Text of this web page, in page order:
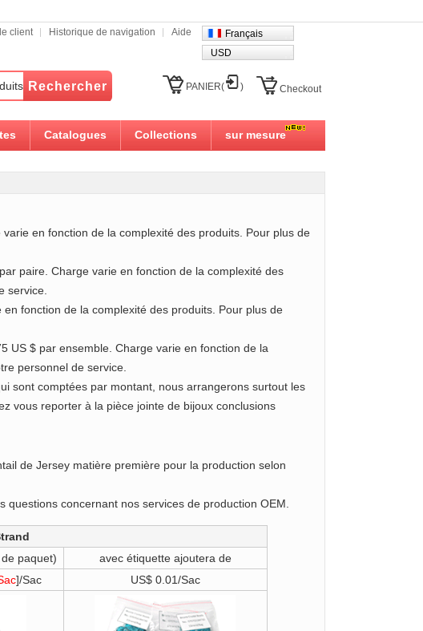
client Historique de navigation Aide
Français
USD
Rechercher PANIER( ) Checkout
Catalogues Collections sur mesure
en fonction de la complexité des produits. Pour plus de
paire. Charge varie en fonction de la complexité des
service.
fonction de la complexité des produits. Pour plus de
US $ par ensemble. Charge varie en fonction de la
personnel de service.
sont comptées par montant, nous arrangerons surtout les
vous reporter à la pièce jointe de bijoux conclusions
de Jersey matière première pour la production selon
questions concernant nos services de production OEM.
paquet)
avec étiquette ajoutera de
]/Sac US$ 0.01/Sac